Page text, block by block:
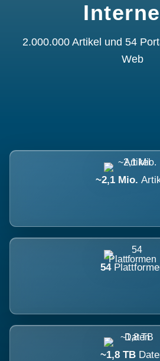
2.000.000 Artikel und 54
Web
~2,1 Mio.
54
~1,8 TB